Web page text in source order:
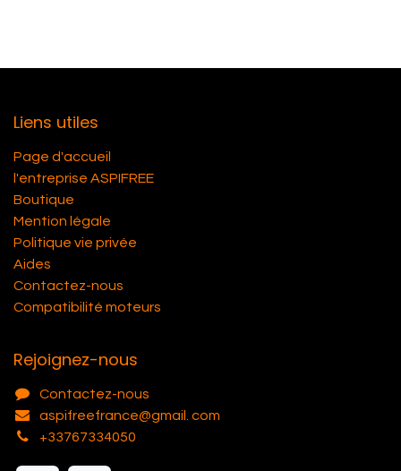
Liens utiles
Page d'accueil
l'entreprise ASPIFREE
Boutique
Mention légale
Politique vie privée
Aides
Contactez-nous
Compatibilité moteurs
Rejoignez-nous
Contactez-nous
aspifreefrance@gmail. com
+33767334050